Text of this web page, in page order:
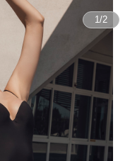
1/2